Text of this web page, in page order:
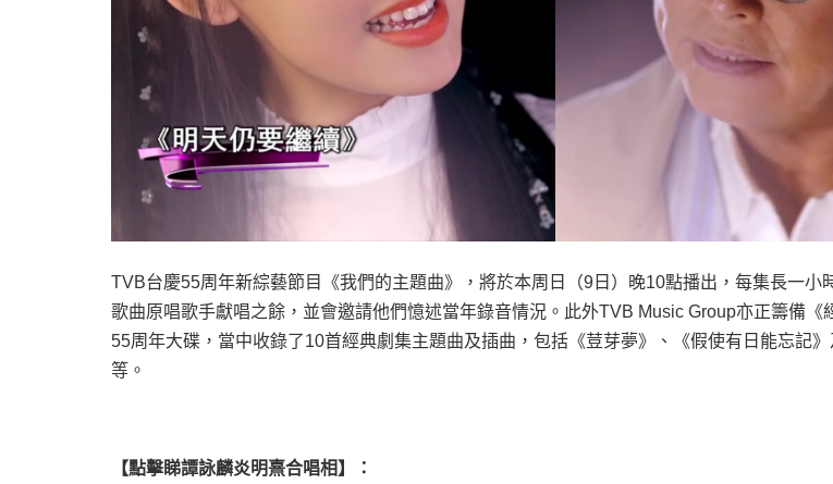
TVB台慶55周年新綜藝節目《我們的主題曲》，將於本周日（9 日）晚10點播出，每集長一小
歌曲原唱歌手獻唱之餘，並會邀請他們憶述當年錄音情況。此外TVB Music Group亦正籌備《
55周年大碟，當中收錄了10首經典劇集主題曲及插曲，包括《荳芽夢》、《假使有日能忘記》
等。
【點擊睇譚詠麟炎明熹合唱相】：